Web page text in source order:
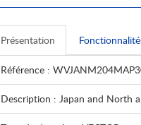
Présentation
Référence :
Description : Japan and North